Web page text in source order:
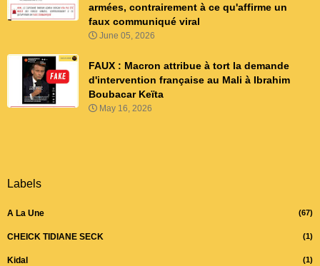
armées, contrairement à ce qu'affirme un
faux communiqué viral
June 05, 2026
FAUX : Macron attribue à tort la demande
d'intervention française au Mali à Ibrahim
Boubacar Keïta
May 16, 2026
Labels
A La Une (67)
CHEICK TIDIANE SECK (1)
Kidal (1)